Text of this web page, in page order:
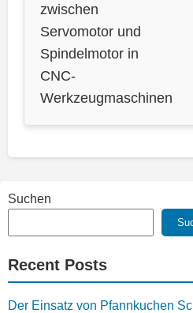
zwischen
Servomotor und
Spindelmotor in
CNC-
Werkzeugmaschinen
Suchen
Recent Posts
Der Einsatz von Pfannkuchen